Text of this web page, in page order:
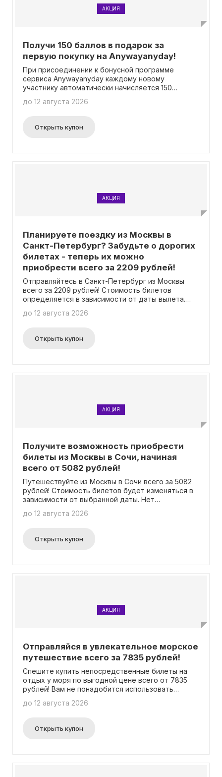
АКЦИЯ
Получи 150 баллов в подарок за
первую покупку на Anywayanyday!
При присоединении к бонусной программе
сервиса Anywayanyday каждому новому
участнику автоматически начисляется 150
покупки. Далее, после каждого заказа на сайте,
бонусные баллы. При бронировании авиабилетов
вы получите до 1% от их стоимости, а при
до 12 августа 2026
Открыть купон
АКЦИЯ
Планируете поездку из Москвы в
Санкт-Петербург? Забудьте о дорогих
билетах - теперь их можно
приобрести всего за 2209 рублей!
Отправляйтесь в Санкт-Петербург из Москвы
всего за 2209 рублей! Стоимость билетов
определяется в зависимости от даты вылета.
до 12 августа 2026
Открыть купон
АКЦИЯ
Получите возможность приобрести
билеты из Москвы в Сочи, начиная
всего от 5082 рублей!
Путешествуйте из Москвы в Сочи всего за 5082
рублей! Стоимость билетов будет изменяться в
зависимости от выбранной даты. Нет
до 12 августа 2026
Открыть купон
АКЦИЯ
Отправляйся в увлекательное морское
путешествие всего за 7835 рублей!
Спешите купить непосредственные билеты на
отдых у моря по выгодной цене всего от 7835
рублей! Вам не понадобится использовать
до 12 августа 2026
Открыть купон